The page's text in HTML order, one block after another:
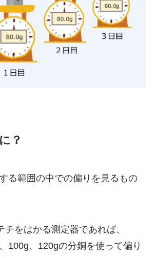
？
る範囲の中での偏り を見るもの
をはかる測定器であれば、
100g、120gの分銅を使って偏り